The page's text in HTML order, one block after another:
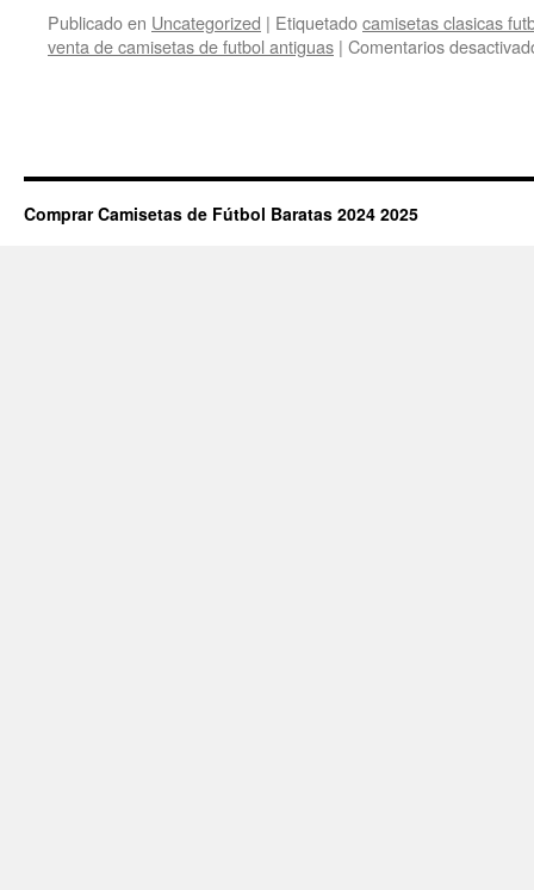
Publicado en Uncategorized | Etiquetadocamisetas clasicas
venta de camisetas de futbol antiguas | Comentarios
Comprar Camisetas de Fútbol Baratas 2024 2025